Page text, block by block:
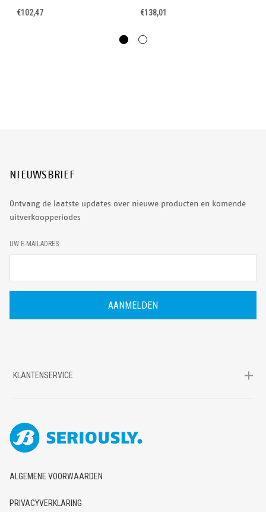
€102,47 €138,01
NIEUWSBRIEF
Ontvang de laatste updates over nieuwe producten en komende
uitverkoopperiodes
E
-
M
A
D
UW E-MAILADRES
KLANTENSERVICE
ALGEMENE VOORWAARDEN
PRIVACYVERKLARING